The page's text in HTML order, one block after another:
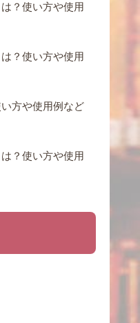
？使い方や使用
？使い方や使用
方や使用例など
？使い方や使用